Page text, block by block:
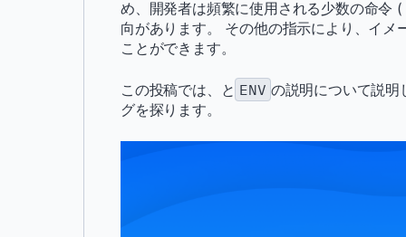
め、開発者は頻繁に使用される少数の命令 (
向があります。 その他の指示により、イ
ことができます。
この投稿では、と ENV の説明について説明
グを探ります。